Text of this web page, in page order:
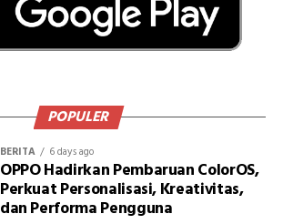
POPULER
BERITA 6 days ago
OPPO Hadirkan Pembaruan ColorOS,
Perkuat Personalisasi, Kreativitas,
dan Performa Pengguna